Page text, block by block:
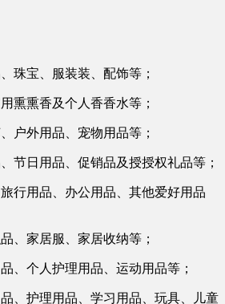
珠宝、服装装、配饰等；
熏熏香及个人香香水等；
户外用品、宠物用品等；
节日用品、促销品及授授权礼品等；
行用品、办公用品、其他爱好用品
、家居服、家居收纳等；
、个人护理用品、运动用品等；
、护理用品、学习用品、玩具、儿童